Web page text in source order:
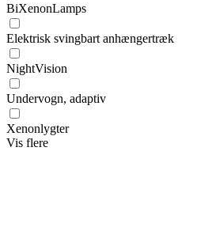
BiXenonLamps
Elektrisk svingbart anhængertræk
NightVision
Undervogn, adaptiv
Xenonlygter
Vis flere